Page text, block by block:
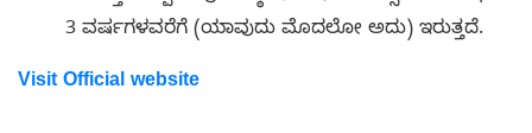
3 ವರ್ಷಗಳವರೆಗೆ (ಯಾವುದು ಮೊದಲೋ ಅದು) ಇರುತ್ತದೆ.
Visit Official website